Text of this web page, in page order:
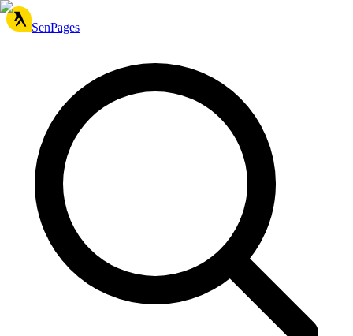
SenPages